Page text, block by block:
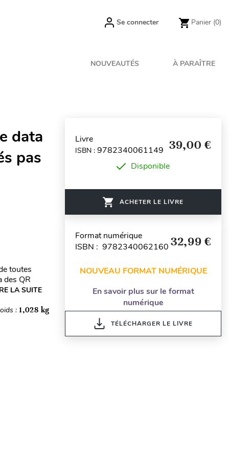
Se connecter Panier (0)
NOUVEAUTÉS À PARAÎTRE
data
pas
toutes
des QR
LA SUITE
:1,028 kg
Livre
ISBN : 9782340061149 39,00 €
Disponible
ACHETER LE LIVRE
Format numérique
ISBN : 9782340062160 32,99 €
NOUVEAU FORMAT NUMÉRIQUE
En savoir plus sur le format
numérique
TÉLÉCHARGER LE LIVRE